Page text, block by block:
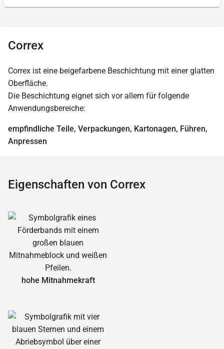
Correx
Correx ist eine beigefarbene Beschichtung mit einer glatten
Oberfläche.
Die Beschichtung eignet sich vor allem für folgende
Anwendungsbereiche:
empfindliche Teile, Verpackungen, Kartonagen, Führen,
Anpressen
Eigenschaften von Correx
hohe Mitnahmekraft